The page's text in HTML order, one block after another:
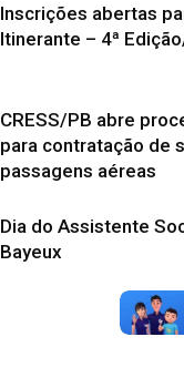
Inscrições abertas
Itinerante – 4ª
CRESS/PB abre
para contratação de
passagens aéreas
Dia do Assistente
Bayeux